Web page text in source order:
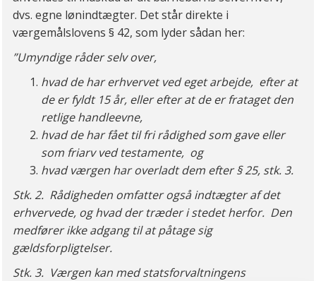
dvs. egne lønindtægter. Det står direkte i
værgemålslovens § 42, som lyder sådan her:
”Umyndige råder selv over,
hvad de har erhvervet ved eget arbejde, efter at
de er fyldt 15 år, eller efter at de er frataget den
retlige handleevne,
hvad de har fået til fri rådighed som gave eller
som friarv ved testamente, og
hvad værgen har overladt dem efter § 25, stk. 3.
Stk. 2. Rådigheden omfatter også indtægter af det
erhvervede, og hvad der træder i stedet herfor. Den
medfører ikke adgang til at påtage sig
gældsforpligtelser.
Stk. 3. Værgen kan med statsforvaltningens